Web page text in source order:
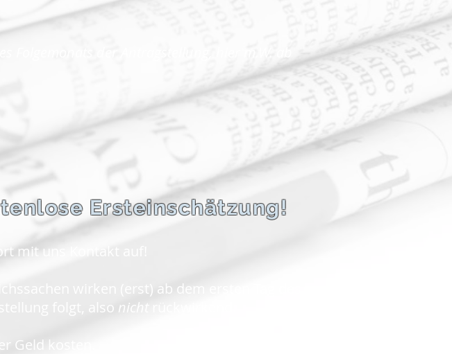
Folgemonats der Antragstellung, hier m.W. ab
Ersteinschätzung!
mit uns Kontakt auf!
wirken (erst) ab dem ersten Tag des
folgt, also nichtrückwirkend.
Geld kosten.